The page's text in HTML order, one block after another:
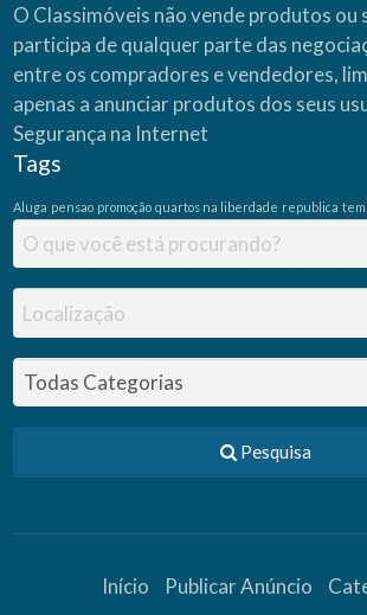
O Classimóveis não vende produtos ou
participa de qualquer parte das
entre os compradores e vendedores,
apenas a anunciar produtos dos seus
Segurança na Internet
Tags
Aluga pensao promoção quartos na liberdade republica
Pesquisa
Início Publicar Anúncio